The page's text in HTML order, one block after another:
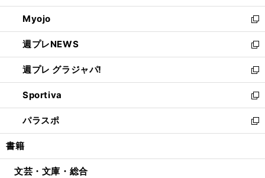
開
く
ウ
で
開
く
ン
ド
ウ
で
開
く
ウ
ィ
ン
ド
ウ
で
開
く
Myojo
新
し
い
ウ
ィ
ン
ド
ウ
で
開
週プレNEWS
新
し
い
ウ
ィ
ン
ド
ウ
開
週プレ グラジャパ!
新
し
い
ウ
ィ
ン
ウ
Sportiva
新
し
い
ウ
ン
パラスポ
新
し
ウ
書籍
文芸・文庫・総合